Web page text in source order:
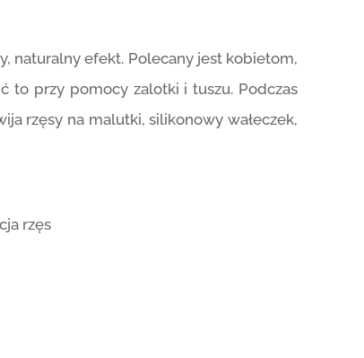
naturalny efekt. Polecany jest kobietom,
to przy pomocy zalotki i tuszu. Podczas
rzęsy na malutki, silikonowy wałeczek,